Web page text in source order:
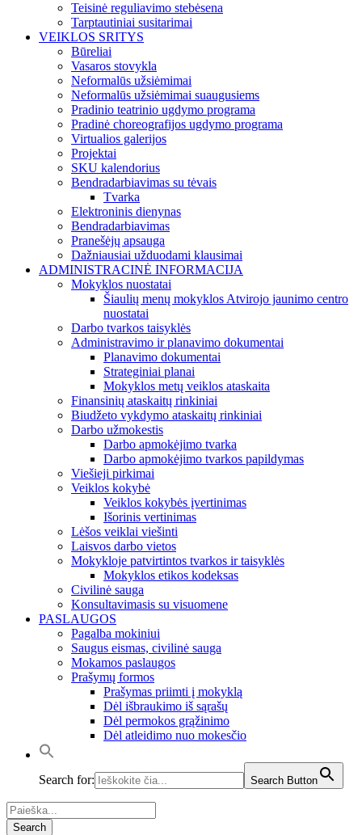
Teisinė reguliavimo stebėsena
Tarptautiniai susitarimai
VEIKLOS SRITYS
Būreliai
Vasaros stovykla
Neformalūs užsiėmimai
Neformalūs užsiėmimai suaugusiems
Pradinio teatrinio ugdymo programa
Pradinė choreografijos ugdymo programa
Virtualios galerijos
Projektai
SKU kalendorius
Bendradarbiavimas su tėvais
Tvarka
Elektroninis dienynas
Bendradarbiavimas
Pranešėjų apsauga
Dažniausiai užduodami klausimai
ADMINISTRACINĖ INFORMACIJA
Mokyklos nuostatai
Šiaulių menų mokyklos Atvirojo jaunimo centro
nuostatai
Darbo tvarkos taisyklės
Administravimo ir planavimo dokumentai
Planavimo dokumentai
Strateginiai planai
Mokyklos metų veiklos ataskaita
Finansinių ataskaitų rinkiniai
Biudžeto vykdymo ataskaitų rinkiniai
Darbo užmokestis
Darbo apmokėjimo tvarka
Darbo apmokėjimo tvarkos papildymas
Viešieji pirkimai
Veiklos kokybė
Veiklos kokybės įvertinimas
Išorinis vertinimas
Lėšos veiklai viešinti
Laisvos darbo vietos
Mokykloje patvirtintos tvarkos ir taisyklės
Mokyklos etikos kodeksas
Civilinė sauga
Konsultavimasis su visuomene
PASLAUGOS
Pagalba mokiniui
Saugus eismas, civilinė sauga
Mokamos paslaugos
Prašymų formos
Prašymas priimti į mokyklą
Dėl išbraukimo iš sąrašų
Dėl permokos grąžinimo
Dėl atleidimo nuo mokesčio
Search for: Search Button